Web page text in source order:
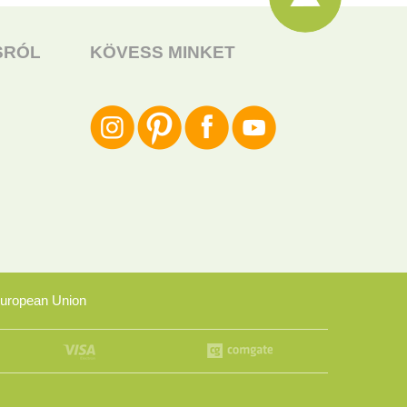
KÖVESS MINKET
Union